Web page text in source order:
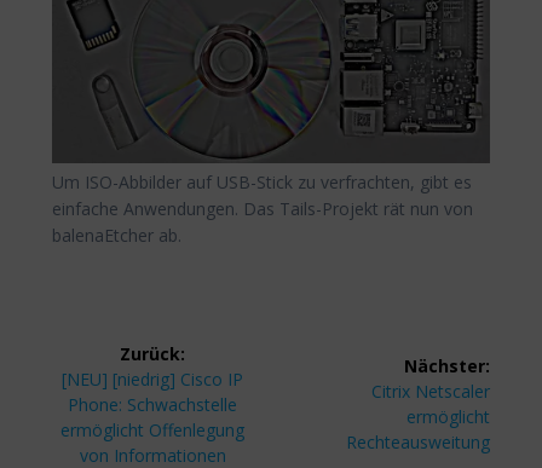
Um ISO-Abbilder auf USB-Stick zu verfrachten, gibt es
einfache Anwendungen. Das Tails-Projekt rät nun von
balenaEtcher ab.
Beitragsnavigation
Zurück:
Vorheriger
Beitrag:
[NEU] [niedrig] Cisco IP
Phone: Schwachstelle
ermöglicht Offenlegung
von Informationen
Nächster:
Nächster
Beitrag:
Citrix Netscaler
ermöglicht
Rechteausweitung